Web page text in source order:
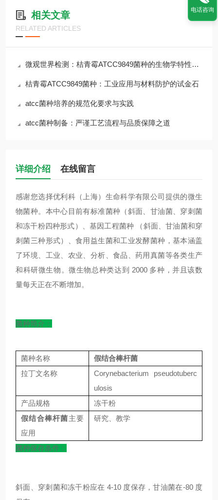
相关文章
RELATED ARTICLES
微观世界检测：桔青霉ATCC9849菌种的生物学特性与风险
桔青霉ATCC9849菌种：工业应用与材料防护的试金石
atcc菌种培养的规范化要求与实践
atcc菌种制备：严谨工艺流程与品质保障之道
详细介绍 在线留言
感谢您选择优利科（上海）生命科学有限公司提供的微生
物菌种。本中心目前有标准菌种（斜面、甘油菌、穿刺菌
和冻干粉四种形式）、基因工程菌种 （斜面、甘油菌和穿
刺菌三种形式）、食用益生菌和工业发酵菌种，基本涵盖
了环境、工业、农业、分析、食品、药用真菌等各类生产
和科研微生物。微生物总种类达到 2000 多种，并且该数
量每天正在不断增加。
菌种简介：
菌种名称
假结合棒杆菌
拉丁文名称
Corynebacterium pseudotuberc
ulosis
产品规格
冻干粉
假结合棒杆菌主要
应用
研究、教学
菌种保存条件：
斜面、穿刺菌和冻干粉应在 4-10 度保存，甘油菌在-80 度
电话咨询